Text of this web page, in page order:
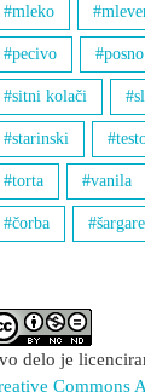
mleko
pecivo posno
sitni kolači
starinski
torta vanila
čorba
delo je
Commons